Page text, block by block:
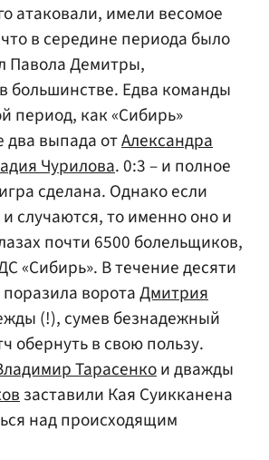
атаковали, имели весомое
в середине периода было
Павола Демитры,
большинстве. Едва команды
период, как «Сибирь»
два выпада отАлександра
Чурилова. 0:3 – и полное
сделана. Однако если
и случаются, то именно оно и
почти 6500 болельщиков,
«Сибирь». В течение десяти
воротаДмитрия
(!), сумев безнадежный
обернуть в свою пользу.
Тарасенкои дважды
заставили Кая Суикканена
над происходящим